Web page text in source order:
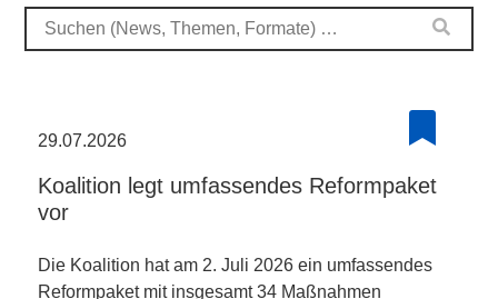
29.07.2026
Koalition legt umfassendes Reformpaket
vor
Die Koalition hat am 2. Juli 2026 ein umfassendes
Reformpaket mit insgesamt 34 Maßnahmen